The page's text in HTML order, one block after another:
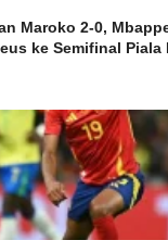
Maroko 2-0,
ke Semifinal Piala